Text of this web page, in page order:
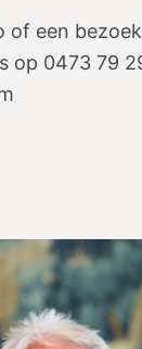
of een
op 0473 79